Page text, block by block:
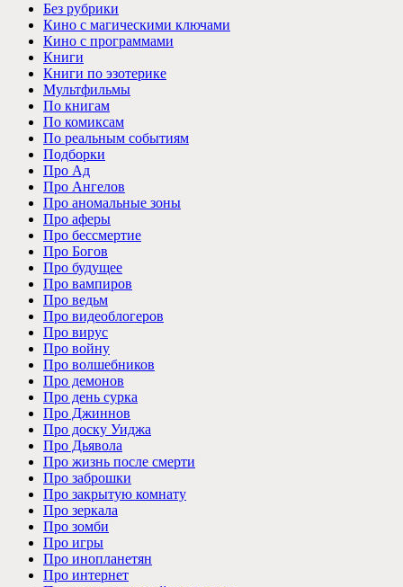
Без рубрики
Кино с магическими ключами
Кино с программами
Книги
Книги по эзотерике
Мультфильмы
По книгам
По комиксам
По реальным событиям
Подборки
Про Ад
Про Ангелов
Про аномальные зоны
Про аферы
Про бессмертие
Про Богов
Про будущее
Про вампиров
Про ведьм
Про видеоблогеров
Про вирус
Про войну
Про волшебников
Про демонов
Про день сурка
Про Джиннов
Про доску Уиджа
Про Дьявола
Про жизнь после смерти
Про заброшки
Про закрытую комнату
Про зеркала
Про зомби
Про игры
Про инопланетян
Про интернет